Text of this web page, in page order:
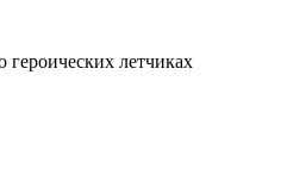
летчиках